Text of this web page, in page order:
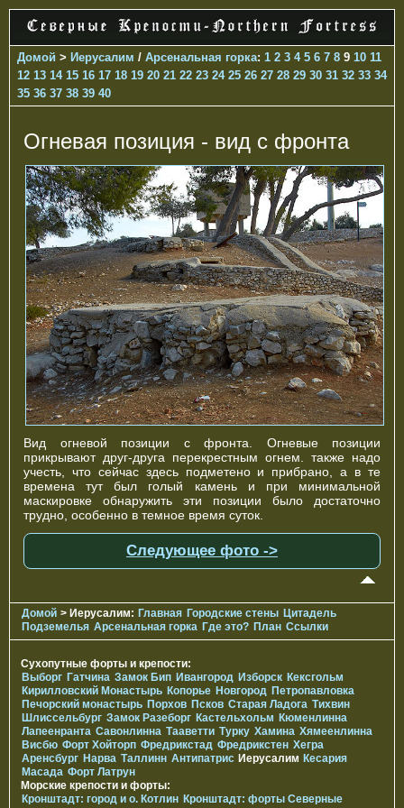
Домой > Иерусалим / Арсенальная горка: 1 2 3 4 5 6 7 8 9 10 11
12 13 14 15 16 17 18 19 20 21 22 23 24 25 26 27 28 29 30 31 32 33 34
35 36 37 38 39 40
Огневая позиция - вид с фронта
Вид огневой позиции с фронта. Огневые позиции
прикрывают друг-друга перекрестным огнем. также надо
учесть, что сейчас здесь подметено и прибрано, а в те
времена тут был голый камень и при минимальной
маскировке обнаружить эти позиции было достаточно
трудно, особенно в темное время суток.
Следующее фото ->
Домой > Иерусалим: Главная Городские стены Цитадель
Подземелья Арсенальная горка Где это? План Ссылки
Сухопутные форты и крепости:
Выборг Гатчина Замок Бип Ивангород Изборск Кексгольм
Кирилловский Монастырь Копорье Новгород Петропавловка
Печорcкий монастырь Порхов Псков Старая Ладога Тихвин
Шлиссельбург Замок Разеборг Кастельхольм Кюменлинна
Лапеенранта Савонлинна Тааветти Турку Хамина Хямеенлинна
Висбю Форт Хойторп Фредрикстад Фредрикстен Хегра
Аренсбург Нарва Таллинн Антипатрис Иерусалим Кесария
Масада Форт Латрун
Морские крепости и форты:
Кронштадт: город и о. Котлин Кронштадт: форты Северные